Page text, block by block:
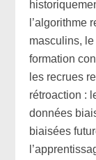
l’algorithme
masculins,
formation
les recrues
rétroaction :
données
biaisées